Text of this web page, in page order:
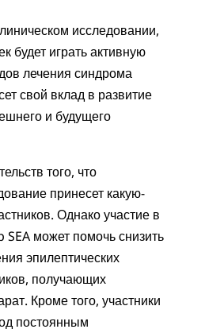
исследовании,
будет играть активную
лечения синдрома
свой вклад в развитие
и будущего
того, что
принесет какую-
Однако участие в
SEA может помочь снизить
эпилептических
получающих
Кроме того, участники
постоянным